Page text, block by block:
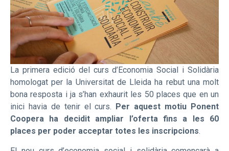
La primera edició del curs d’Economia Social i Solidària
homologat per la Universitat de Lleida ha rebut una molt
bona resposta i ja s’han exhaurit les 50 places que en un
inici havia de tenir el curs.
Per aquest motiu Ponent
Coopera ha decidit ampliar l’oferta fins a les 60
places per poder acceptar totes les inscripcions.